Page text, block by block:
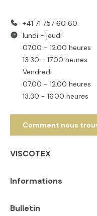
+41 71 757 60 60
lundi - jeudi
07.00 - 12.00 heures
13.30 - 17.00 heures
Vendredi
07.00 - 12.00 heures
13.30 - 16.00 heures
Comment nous
VISCOTEX
Informations
Bulletin